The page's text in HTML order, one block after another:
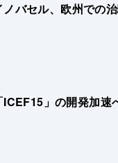
バセル、欧州での
」の開発加速